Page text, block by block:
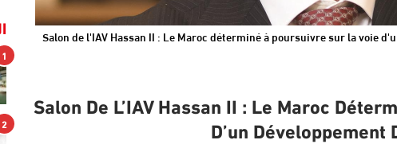
Salon de l'IAV Hassan II : Le Maroc déterminé à poursuivre sur la voie
Salon De L’IAV Hassan II : Le Maroc
D’un
1
2